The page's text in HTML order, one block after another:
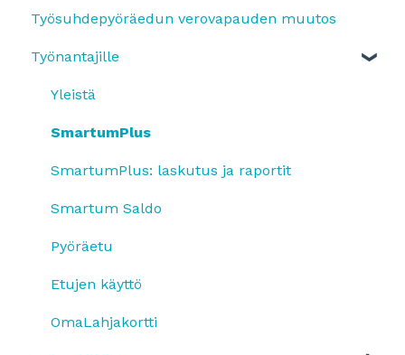
Työsuhdepyöräedun verovapauden muutos
Työnantajille
Yleistä
SmartumPlus
SmartumPlus: laskutus ja raportit
Smartum Saldo
Pyöräetu
Etujen käyttö
OmaLahjakortti